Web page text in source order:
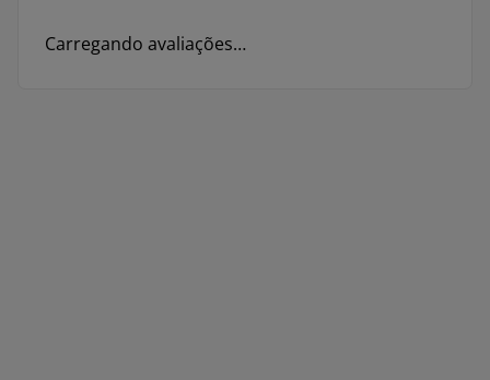
Carregando avaliações…